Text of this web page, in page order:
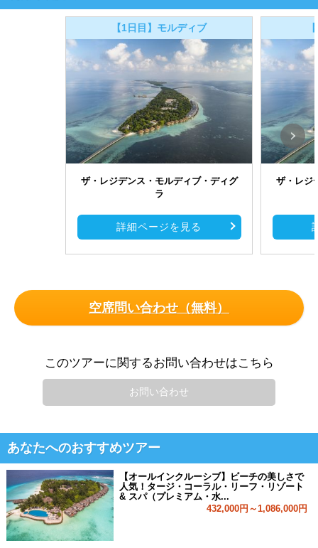
【1日目】モルディブ
ザ・レジデンス・モルディブ・ディグ
ラ
詳細ページを見る
ザ・レジ
空席問い合わせ（無料）
このツアーに関するお問い合わせはこちら
お問い合わせ
あなたへのおすすめツアー
【オールインクルーシブ】ビーチの美しさで
人気！タージ・コーラル・リーフ・リゾート
& スパ（プレミアム・水...
432,000円～1,086,000円